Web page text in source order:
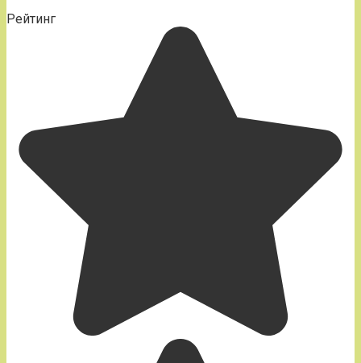
Рейтинг